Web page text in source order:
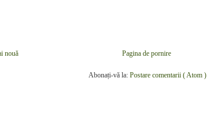
nouă Pagina de pornire
Abonați-vă la: Postare comentarii ( Atom )